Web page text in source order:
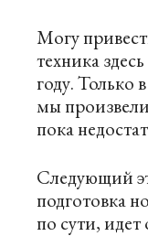
Могу
техника
году. Только
мы
пока
Следующий
подготовка
по сути,